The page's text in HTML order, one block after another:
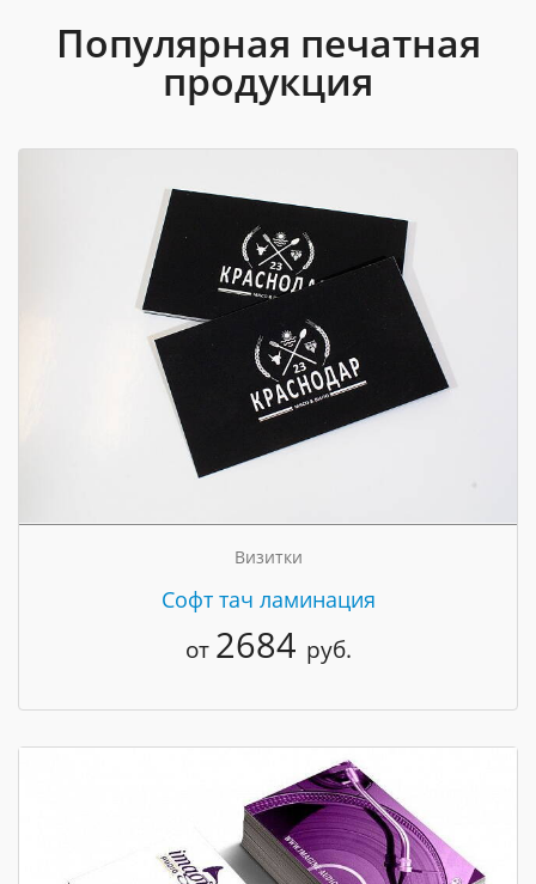
Популярная печатная
продукция
Визитки
Cофт тач ламинация
от 2684 руб.